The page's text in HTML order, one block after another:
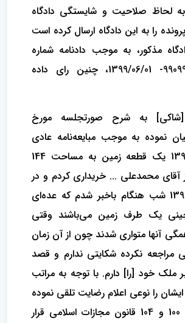
مصوب 1392 به لحاظ صلاحیت و شایستگی دادگاه
را به این دادگاه ارسال کرده است
111 دادگاه مذکور، به موجب دادنامه شماره
9909970307700771- 1399/06/01، چنین رای داده
[شاکی] به شرح صورتجلسه مورخ
05/29 بیان نموده به موجب مبایعه‌نامه عادی
مورخ 1394/04/10 یک قطعه زمین به مساحت 144
آقای محمدعلی ... خریداری کردم و در
تاریخ 1399/03/02 شب هنگام باخبر شدم که عده‌ای
یک طرف زمین می‌باشند وقتی
آنها متواری شدند چون از آن زمان
مراجعه نکرده شکایتی ندارم و قصد
خود [را] دارم. با توجه به مراتب
ایشان را نوعی اعلام رضایت تلقی نموده
به استناد مواد 100 و 104 قانون مجازات اسلامی قرار